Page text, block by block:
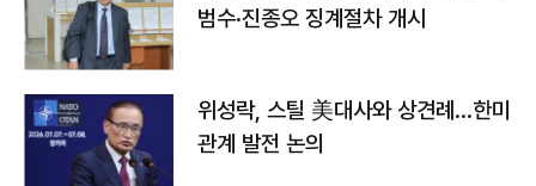
범수·진종오 징계절차 개시
위성락, 스틸 美대사와 상견례…한미
관계 발전 논의